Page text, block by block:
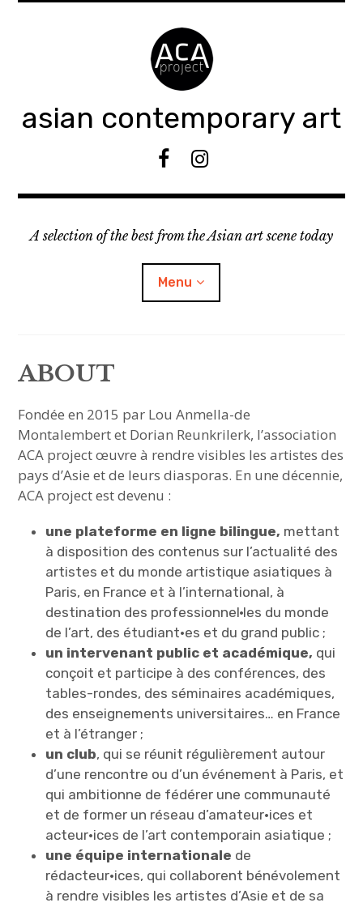
asian contemporary art
F
I
s
a
g
a
A selection of the best from the Asian art scene today
Menu
MEET US
ABOUT US ouvrir
le
sous-
menu
MISSION
CONTACT
PARTNERS
JOIN & SUPPORT
ABOUT
Fondée en 2015 par Lou Anmella-de
Montalembert et Dorian Reunkrilerk, l’association
ACA project œuvre à rendre visibles les artistes des
pays d’Asie et de leurs diasporas. En une décennie,
ACA project est devenu :
une plateforme en ligne bilingue, mettant
à disposition des contenus sur l’actualité des
artistes et du monde artistique asiatiques à
Paris, en France et à l’international, à
destination des professionnel·les du monde
de l’art, des étudiant·es et du grand public ;
un intervenant public et académique, qui
conçoit et participe à des conférences, des
tables-rondes, des séminaires académiques,
des enseignements universitaires… en France
et à l’étranger ;
un club, qui se réunit régulièrement autour
d’une rencontre ou d’un événement à Paris, et
qui ambitionne de fédérer une communauté
et de former un réseau d’amateur·ices et
acteur·ices de l’art contemporain asiatique ;
une équipe internationale de
rédacteur·ices, qui collaborent bénévolement
à rendre visibles les artistes d’Asie et de sa